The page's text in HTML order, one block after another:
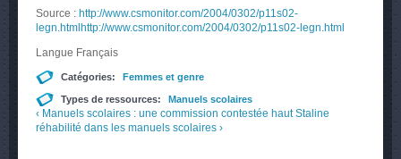
Source : http://www.csmonitor.com/2004/0302/p11s02-
legn.htmlhttp://www.csmonitor.com/2004/0302/p11s02-legn.html
Langue Français
Catégories: Femmes et genre
Types de ressources: Manuels scolaires
‹ Manuels scolaires : une commission contestée haut Staline
réhabilité dans les manuels scolaires ›